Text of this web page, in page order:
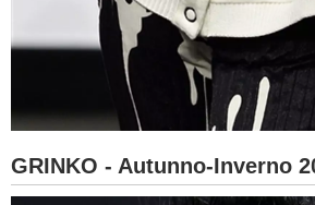
GRINKO - Autunno-Inverno